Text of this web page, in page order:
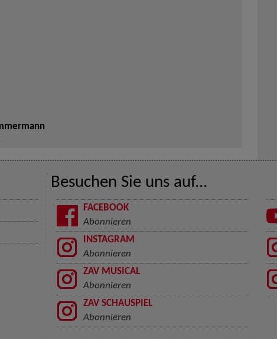
Besuchen Sie uns auf...
FACEBOOK
Abonnieren
INSTAGRAM
Abonnieren
ZAV MUSICAL
Abonnieren
ZAV SCHAUSPIEL
Abonnieren